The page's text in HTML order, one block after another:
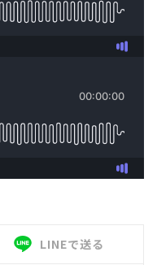
LINEで送る